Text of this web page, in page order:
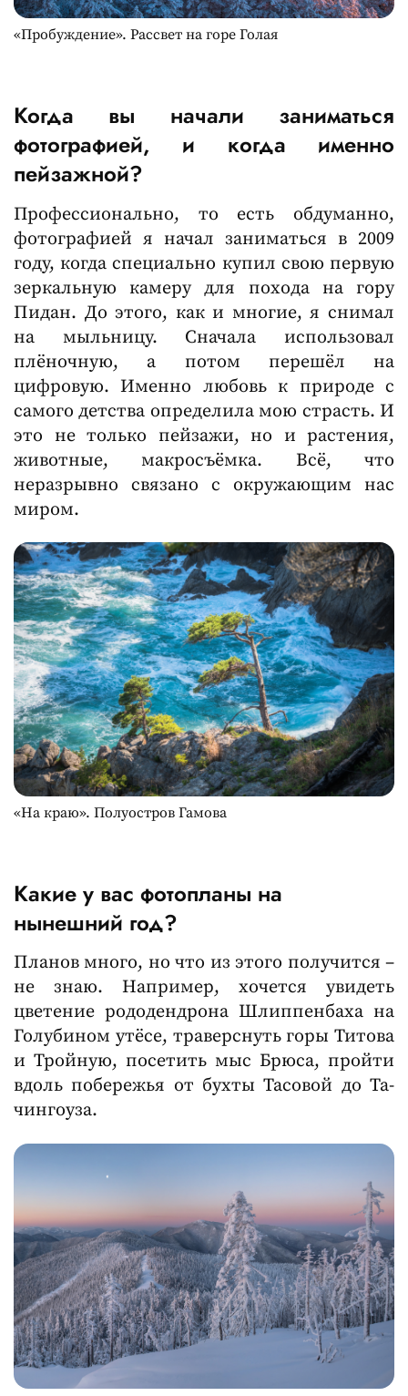
«Пробуждение». Рассвет на горе Голая
Когда вы начали заниматься
фотографией, и когда именно
пейзажной?
Профессионально, то есть обдуманно,
фотографией я начал заниматься в 2009
году, когда специально купил свою первую
зеркальную камеру для похода на гору
Пидан. До этого, как и многие, я снимал
на мыльницу. Сначала использовал
плёночную, а потом перешёл на
цифровую. Именно любовь к природе с
самого детства определила мою страсть. И
это не только пейзажи, но и растения,
животные, макросъёмка. Всё, что
неразрывно связано с окружающим нас
миром.
«На краю». Полуостров Гамова
Какие у вас фотопланы на
нынешний год?
Планов много, но что из этого получится –
не знаю. Например, хочется увидеть
цветение рододендрона Шлиппенбаха на
Голубином утёсе, траверснуть горы Титова
и Тройную, посетить мыс Брюса, пройти
вдоль побережья от бухты Тасовой до Та-
чингоуза.